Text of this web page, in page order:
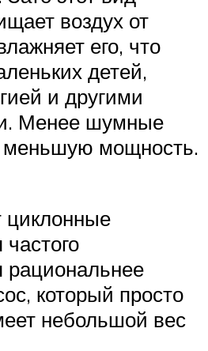
воздух от
его, что
детей,
и другими
Менее шумные
мощность.
рациональнее
который просто
небольшой вес